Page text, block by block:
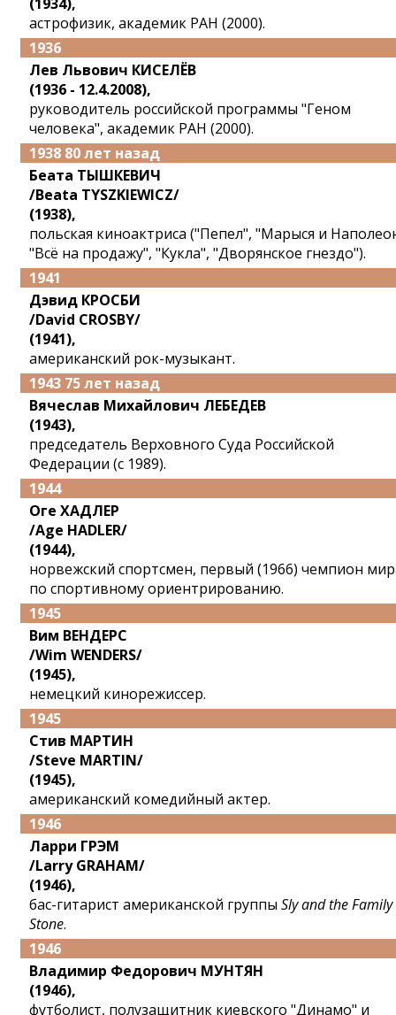
астрофизик, академик РАН (2000).
1936
Лев Львович КИСЕЛЁВ
(1936 - 12.4.2008),
руководитель российской программы "Геном
человека", академик РАН (2000).
1938 80 лет назад
Беата ТЫШКЕВИЧ
/Beata TYSZKIEWICZ/
(1938),
польская киноактриса ("Пепел", "Марыся и
"Всё на продажу", "Кукла", "Дворянское гнездо").
1941
Дэвид КРОСБИ
/David CROSBY/
(1941),
американский рок-музыкант.
1943 75 лет назад
Вячеслав Михайлович ЛЕБЕДЕВ
(1943),
председатель Верховного Суда Российской
Федерации (с 1989).
1944
Оге ХАДЛЕР
/Age HADLER/
(1944),
норвежский спортсмен, первый (1966) чемпион
по спортивному ориентрированию.
1945
Вим ВЕНДЕРС
/Wim WENDERS/
(1945),
немецкий кинорежиссер.
1945
Стив МАРТИН
/Steve MARTIN/
(1945),
американский комедийный актер.
1946
Ларри ГРЭМ
/Larry GRAHAM/
(1946),
бас-гитарист американской группы Sly and the Family
Stone.
1946
Владимир Федорович МУНТЯН
(1946),
футболист, полузащитник киевского "Динамо" и